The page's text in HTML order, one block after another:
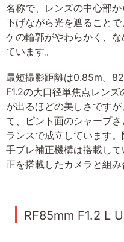
名称で、レンズの中心部
下げながら光を遮ること
ケの輪郭がやわらかく、
ています。
最短撮影距離は0.85m。
F1.2の大口径単焦点レン
が出るほどの美しさです
て、ピント面のシャープ
ランスで成立しています
手ブレ補正機構は搭載し
正を搭載したカメラと組み
RF85mm F1.2 L